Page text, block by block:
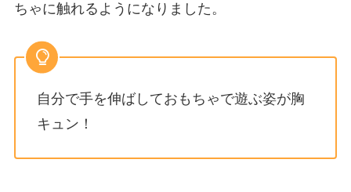
ちゃに触れるようになりました。
自分で手を伸ばしておもちゃで遊ぶ姿が胸
キュン！